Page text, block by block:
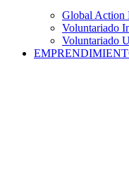
Global Action
Voluntariado
Voluntariado